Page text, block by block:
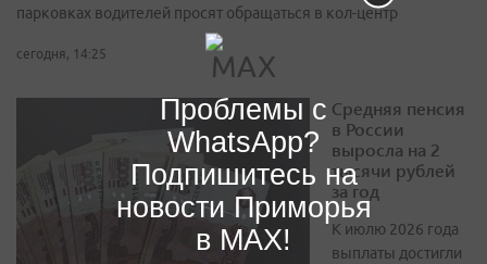
парковках водителей просят обращаться в кол-центр
сегодня, 14:25
Средняя пенсия
в России
выросла на 2
тысячи рублей
за год
К июлю 2026 года
выплаты достигли
Проблемы с
WhatsApp?
Подпишитесь на
новости Приморья
в MAX!